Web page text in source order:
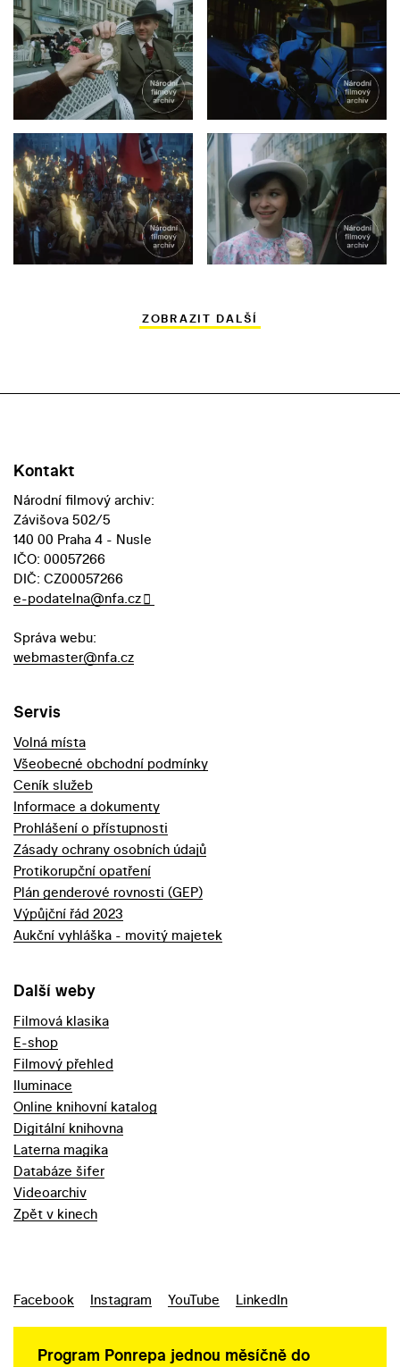
ZOBRAZIT DALŠÍ
Kontakt
Národní filmový archiv:
Závišova 502/5
140 00 Praha 4 - Nusle
IČO: 00057266
DIČ: CZ00057266
e-podatelna@nfa.cz
Správa webu:
webmaster@nfa.cz
Servis
Volná místa
Všeobecné obchodní podmínky
Ceník služeb
Informace a dokumenty
Prohlášení o přístupnosti
Zásady ochrany osobních údajů
Protikorupční opatření
Plán genderové rovnosti (GEP)
Výpůjční řád 2023
Aukční vyhláška - movitý majetek
Další weby
Filmová klasika
E-shop
Filmový přehled
Iluminace
Online knihovní katalog
Digitální knihovna
Laterna magika
Databáze šifer
Videoarchiv
Zpět v kinech
Facebook Instagram YouTube LinkedIn
Program Ponrepa jednou měsíčně do